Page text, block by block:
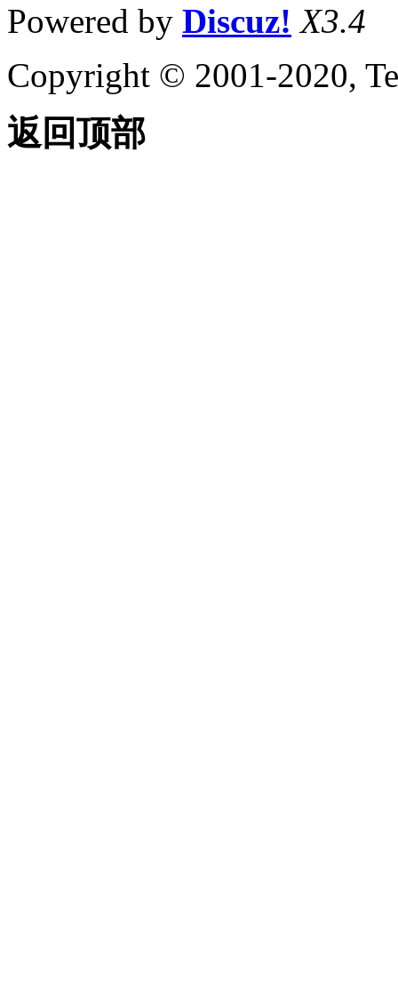
Powered by Discuz! X3.4
Copyright © 2001-2020,
返回顶部